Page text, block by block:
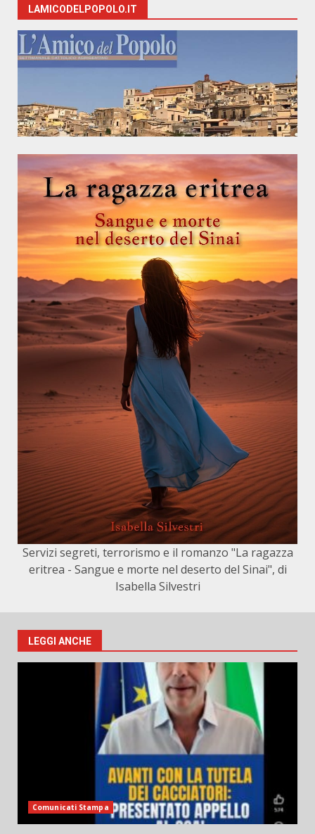
LAMICODELPOPOLO.IT
Servizi segreti, terrorismo e il romanzo "La ragazza
eritrea - Sangue e morte nel deserto del Sinai", di
Isabella Silvestri
LEGGI ANCHE
Comunicati Stampa